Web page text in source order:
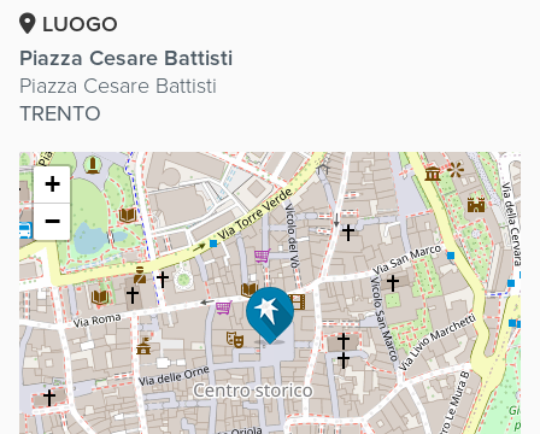
LUOGO
Piazza Cesare Battisti
Piazza Cesare Battisti
TRENTO
+
−